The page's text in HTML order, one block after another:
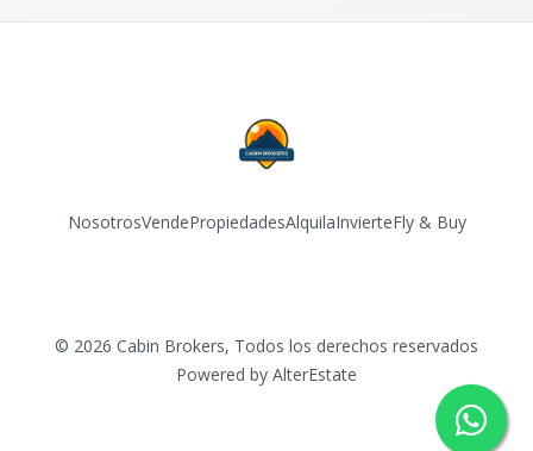
NosotrosVendePropiedadesAlquilaInvierteFly & Buy
© 2026 Cabin Brokers, Todos los derechos reservados
Powered by AlterEstate